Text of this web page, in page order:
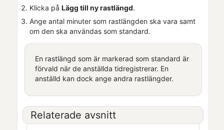
Klicka på Lägg till ny rastlängd.
Ange antal minuter som rastlängden ska vara samt
om den ska användas som standard.
En rastlängd som är markerad som standard är
förvald när de anställda tidregistrerar. En
anställd kan dock ange andra rastlängder.
Relaterade avsnitt